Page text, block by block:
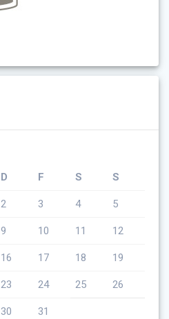
D F S S
2 3 4 5
9 10 11 12
16 17 18 19
23 24 25 26
30 31